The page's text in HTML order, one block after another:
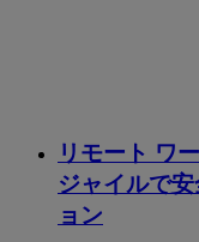
リモート ワ
ジャイルで
ョン